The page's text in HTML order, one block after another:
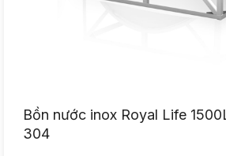
Bồn nước inox Royal Life
304